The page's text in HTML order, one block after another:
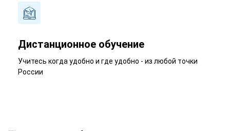
Дистанционное обучение
Учитесь когда удобно и где удобно - из любой точки
России